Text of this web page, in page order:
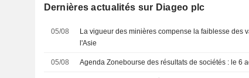
Dernières actualités sur Diageo plc
05/08
La vigueur des minières compense la faiblesse des
l'Asie
05/08 Agenda Zonebourse des résultats de sociétés : le 6